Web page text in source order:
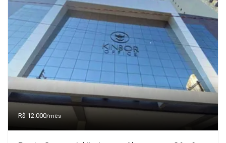
R$ 12.000/mês